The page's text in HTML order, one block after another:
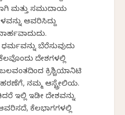
ಮತ್ತು ಸಮುದಾಯ
ಆವರಿಸಿದ್ದು
ಬೆರೆಸುವುದು
ದೇಶಗಳಲ್ಲಿ
ಕ್ರಿಶ್ಚಿಯಾನಿಟಿ
ನಮ್ಮ ಆಸ್ಟ್ರೇಲಿಯ.
ಇಲ್ಲಿ ಇಡೀ ದೇಶವನ್ನು
ಕೆಲಭಾಗಗಳಲ್ಲಿ